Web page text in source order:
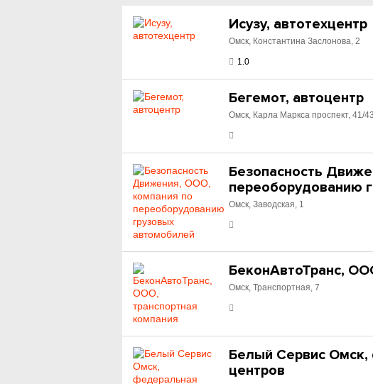
Исузу, автотехцентр
Омск, Константина Заслонова, 2
1.0
Бегемот, автоцентр
Омск, Карла Маркса проспект, 41/43
Безопасность
переоборудованию
Омск, Заводская, 1
БеконАвтоТранс,
Омск, Транспортная, 7
Белый Сервис Омск,
центров